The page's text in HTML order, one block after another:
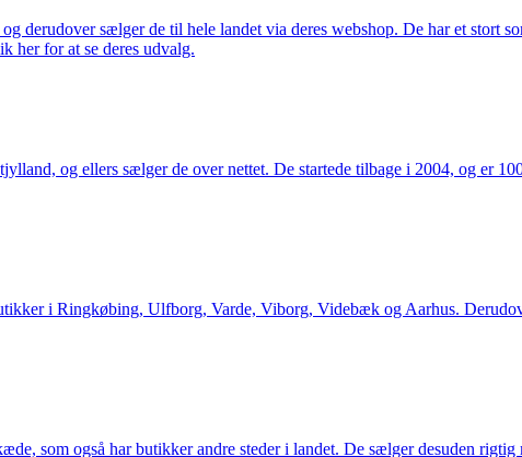
derudover sælger de til hele landet via deres webshop. De har et stort
her for at se deres udvalg.
og ellers sælger de over nettet. De startede tilbage i 2004, og er
i Ringkøbing, Ulfborg, Varde, Viborg, Videbæk og Aarhus.
som også har butikker andre steder i landet. De sælger desuden